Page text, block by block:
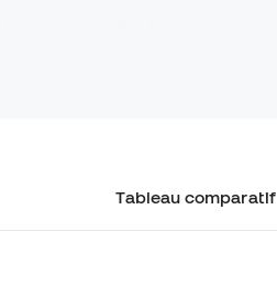
Tableau comparatif